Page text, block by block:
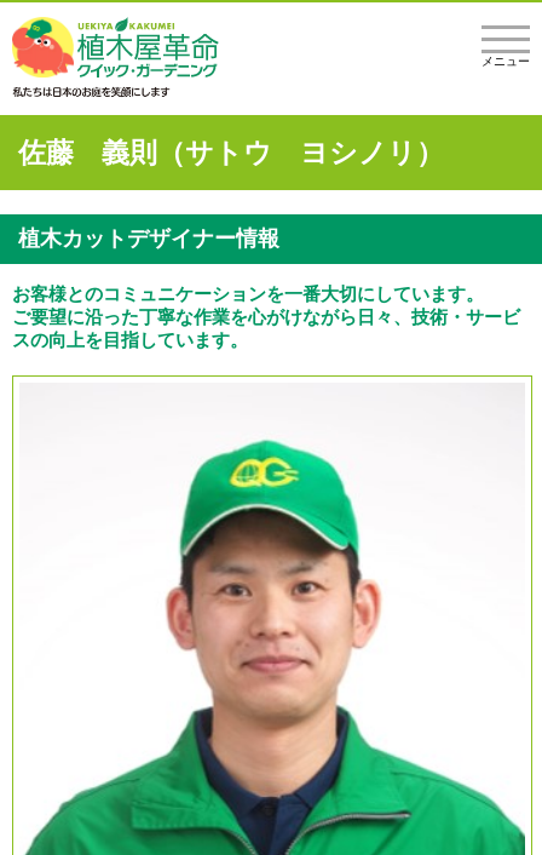
メニュー
佐藤 義則（サトウ ヨシノリ）
植木カットデザイナー情報
お客様とのコミュニケーションを一番大切にしています。
ご要望に沿った丁寧な作業を心がけながら日々、技術・サービ
スの向上を目指しています。